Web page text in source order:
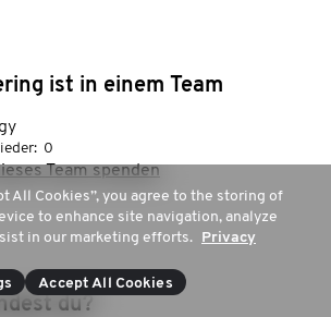
Hilfe. Leiste bitte eine
ist in einem Team
0
Team spenden
du?
All Cookies”, you agree to the storing of
to enhance site navigation, analyze
in our marketing efforts. Privacy
Accept All Cookies